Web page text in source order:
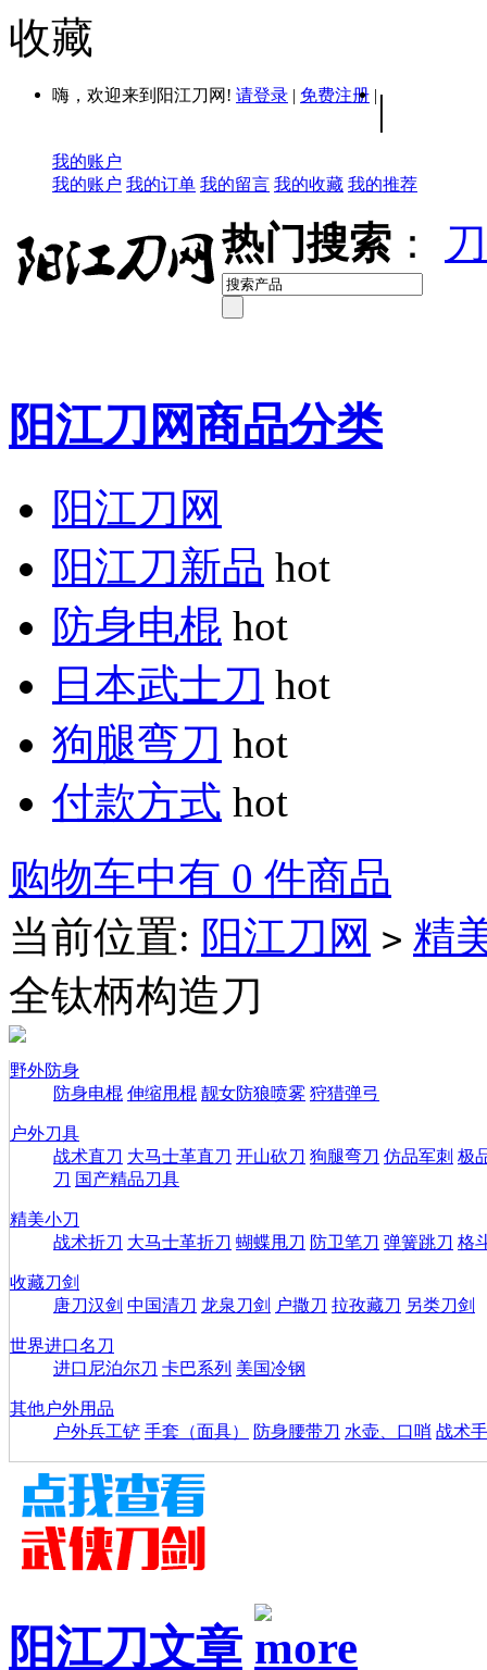
收藏
嗨，欢迎来到阳江刀网! 请登录 | 免费注册 | |
我的账户
我的账户 我的订单 我的留言 我的收藏 我的推荐
热门搜索 ：
阳江刀网商品分类
阳江刀网
阳江刀新品 hot
防身电棍 hot
日本武士刀 hot
狗腿弯刀 hot
付款方式 hot
购物车中有 0 件商品
当前位置: 阳江刀网 > 精
全钛柄构造刀
野外防身
防身电棍 伸缩甩棍 靓女防狼喷雾 狩猎弹弓
户外刀具
战术直刀 大马士革直刀 开山砍刀 狗腿弯刀 仿品军刺 极
刀 国产精品刀具
精美小刀
战术折刀 大马士革折刀 蝴蝶甩刀 防卫笔刀 弹簧跳刀 格
收藏刀剑
唐刀汉剑 中国清刀 龙泉刀剑 户撒刀 拉孜藏刀 另类刀剑
世界进口名刀
进口尼泊尔刀 卡巴系列 美国冷钢
其他户外用品
户外兵工铲 手套（面具） 防身腰带刀 水壶、口哨 战术
阳江刀文章